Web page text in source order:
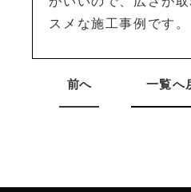
スメな施工事例です。
前へ 一覧へ